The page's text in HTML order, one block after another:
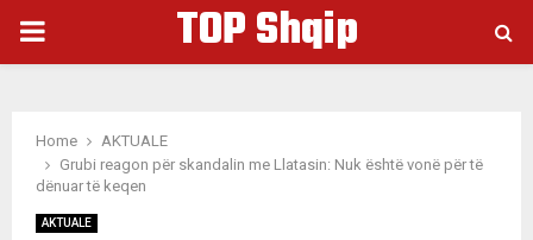
PRIMARY
TOP Shqip
Home
AKTUALE
Grubi reagon për skandalin me Llatasin: Nuk është vonë për të
dënuar të keqen
AKTUALE